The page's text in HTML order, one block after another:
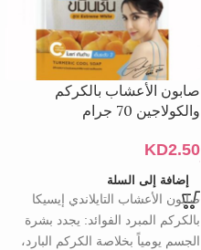
صابون الأعشاب بالكركم
والكولاجين 70 جرام
KD2.50
إضافة إلى السلة
صابون الأعشاب التايلاندي إيسيكا
بالكركم المبرد الفوائد: يجدد بشرة
الجسم يومياً بخلاصة الكركم البارد،